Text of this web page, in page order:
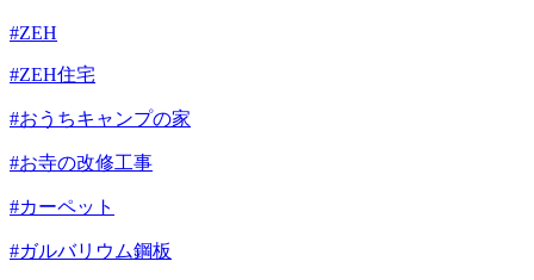
#ZEH
#ZEH住宅
#おうちキャンプの家
#お寺の改修工事
#カーペット
#ガルバリウム鋼板